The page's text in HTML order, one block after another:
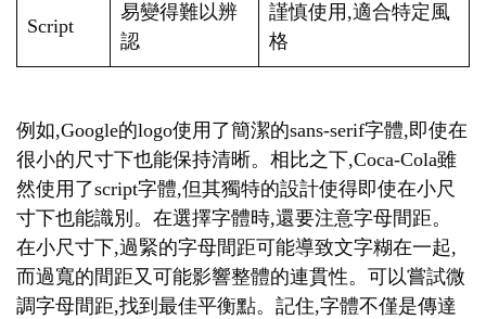
Script
易變得難以辨
認
謹慎使用,適合特定風
格
例如,Google的logo使用了簡潔的sans-serif字體,即使在
很小的尺寸下也能保持清晰。相比之下,Coca-Cola雖
然使用了script字體,但其獨特的設計使得即使在小尺
寸下也能識別。在選擇字體時,還要注意字母間距。
在小尺寸下,過緊的字母間距可能導致文字糊在一起,
而過寬的間距又可能影響整體的連貫性。可以嘗試微
調字母間距,找到最佳平衡點。記住,字體不僅是傳達